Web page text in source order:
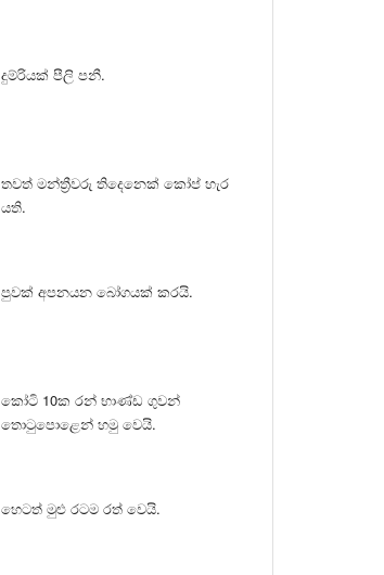
දුම්රියක් පීලි පනී.
තවත් මන්ත්‍රීවරු තිදෙනෙක් කෝප් හැර
යති.
පුවක් අපනයන බෝගයක් කරයි.
කෝටි 10ක රන් භාණ්ඩ ගුවන්
තොටුපොළෙන් හමු වෙයි.
හෙටත් මුළු රටම රත් වෙයි.